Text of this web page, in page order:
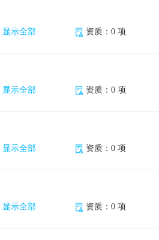
显示全部 资质：0 项
显示全部 资质：0 项
显示全部 资质：0 项
显示全部 资质：0 项